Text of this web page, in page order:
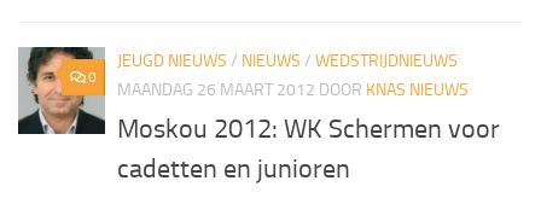
0
JEUGD NIEUWS / NIEUWS / WEDSTRIJDNIEUWS
MAANDAG 26 MAART 2012 DOOR KNAS NIEUWS
Moskou 2012: WK Schermen voor
cadetten en junioren